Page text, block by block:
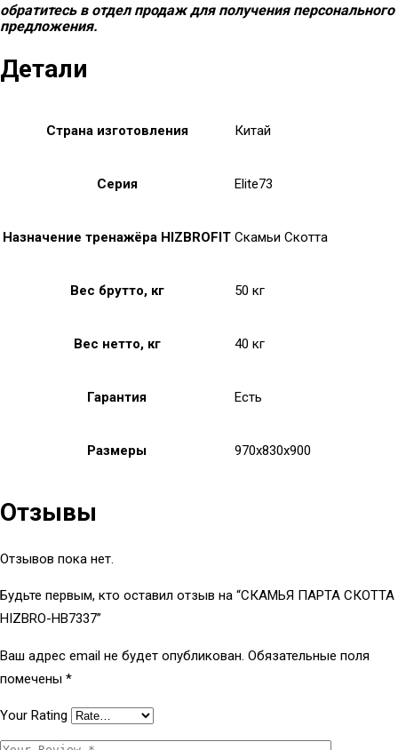
обратитесь в отдел продаж для получения персонального
предложения.
Детали
Страна изготовления Китай
Серия Elite73
Назначение тренажёра HIZBROFIT Скамьи Скотта
Вес брутто, кг 50 кг
Вес нетто, кг 40 кг
Гарантия Есть
Размеры 970x830x900
Отзывы
Отзывов пока нет.
Будьте первым, кто оставил отзыв на “СКАМЬЯ ПАРТА СКОТТА
HIZBRO-HB7337”
Ваш адрес email не будет опубликован. Обязательные поля
помечены *
Your Rating